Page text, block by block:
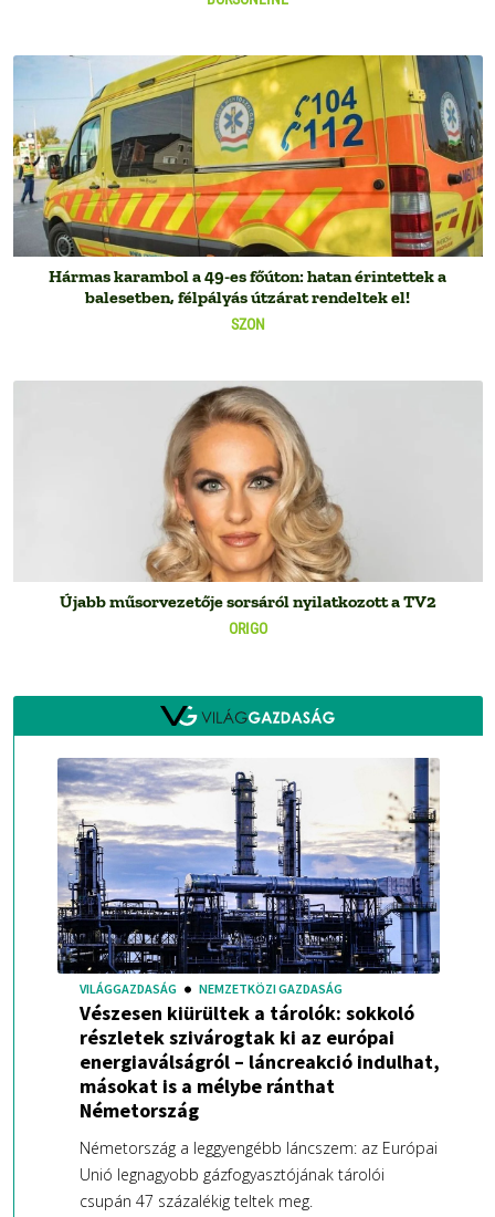
SZON
Hármas karambol a 49-es főúton: hatan érintettek a
balesetben, félpályás útzárat rendeltek el!
ORIGO
Újabb műsorvezetője sorsáról nyilatkozott a TV2
VILÁGGAZDASÁG NEMZETKÖZI GAZDASÁG
Vészesen kiürültek a tárolók: sokkoló
részletek szivárogtak ki az európai
energiaválságról – láncreakció indulhat,
másokat is a mélybe ránthat
Németország
Németország a leggyengébb láncszem: az Európai
Unió legnagyobb gázfogyasztójának tárolói
csupán 47 százalékig teltek meg.